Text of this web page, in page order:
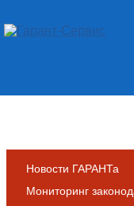
Новости ГАРАНТа
Мониторинг